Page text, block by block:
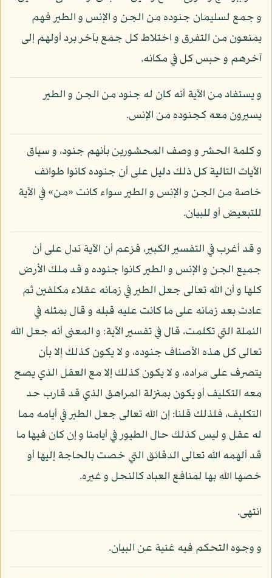
و جمع لسليمان جنوده من الجن و الإنس و الطير فهم
يمنعون من التفرق و اختلاط كل جمع بآخر برد أولهم إلى
آخرهم و حبس كل في مكانه.
و يستفاد من الآية أنه كان له جنود من الجن و الطير
يسيرون معه كجنوده من الإنس.
و كلمة الحشر و وصف المحشورين بأنهم جنود، و سياق
الآيات التالية كل ذلك دليل على أن جنوده كانوا طوائف
خاصة من الجن و الإنس و الطير سواء كانت «من» في الآية
للتبعيض أو للبيان.
و قد أغرب في التفسير الكبير، فزعم أن الآية تدل على أن
جميع الجن و الإنس و الطير كانوا جنوده و قد ملك الأرض
كلها و أن الله تعالى جعل الطير في زمانه عقلاء مكلفين ثم
عادت بعد زمانه على ما كانت عليه قبله و قال بمثله في
النملة التي تكلمت، قال في تفسير الآية: و المعنى أنه جعل الله
تعالى كل هذه الأصناف جنوده، و لا يكون كذلك إلا بأن
يتصرف على مراده، و لا يكون كذلك إلا مع العقل الذي يصح
معه التكليف أو يكون بمنزلة المراهق الذي قد قارب حد
التكليف، فلذلك قلنا: إن الله تعالى جعل الطير في أيامه مما
له عقل و ليس كذلك حال الطيور في أيامنا و إن كان فيها ما
قد ألهمه الله تعالى الدقائق التي خصت بالحاجة إليها أو
خصها الله بها لمنافع العباد كالنحل و غيره.
انتهى.
و وجوه التحكم فيه غنية عن البيان.